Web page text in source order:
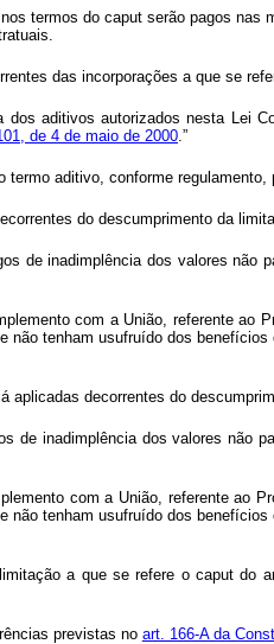
termos do caputserão pagos nas
das incorporações a que se
aditivos autorizados nesta Lei
de 4 de maio de 2000.”
termo aditivo, conforme regulamento,
do descumprimento da
de inadimplência dos valores não
com a União, referente ao
não tenham usufruído dos
aplicadas decorrentes do
de inadimplência dos valores não
com a União, referente ao
não tenham usufruído dos
a que se refere o caputdo
previstas no art. 166-A da